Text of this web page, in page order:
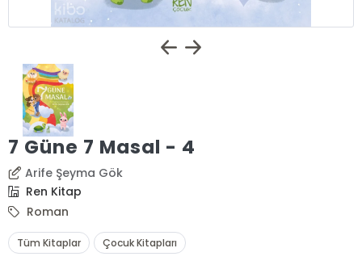
7 Güne 7 Masal - 4
Arife Şeyma Gök
Ren Kitap
Roman
Tüm Kitaplar Çocuk Kitapları